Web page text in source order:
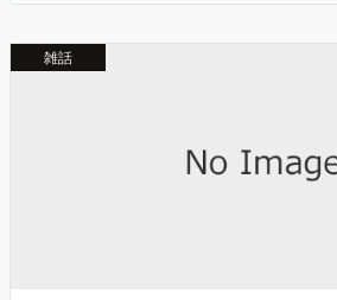
雑話